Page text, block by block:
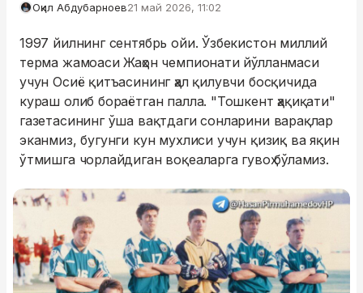
Оқил Абдубарноев21 май 2026, 11:02
1997 йилнинг сентябрь ойи. Ўзбекистон миллий
терма жамоаси Жаҳон чемпионати йўлланмаси
учун Осиё қитъасининг ҳал қилувчи босқичида
кураш олиб бораётган палла. "Тошкент ҳақиқати"
газетасининг ўша вақтдаги сонларини варақлар
эканмиз, бугунги кун мухлиси учун қизиқ ва яқин
ўтмишга чорлайдиган воқеаларга гувоҳ бўламиз.